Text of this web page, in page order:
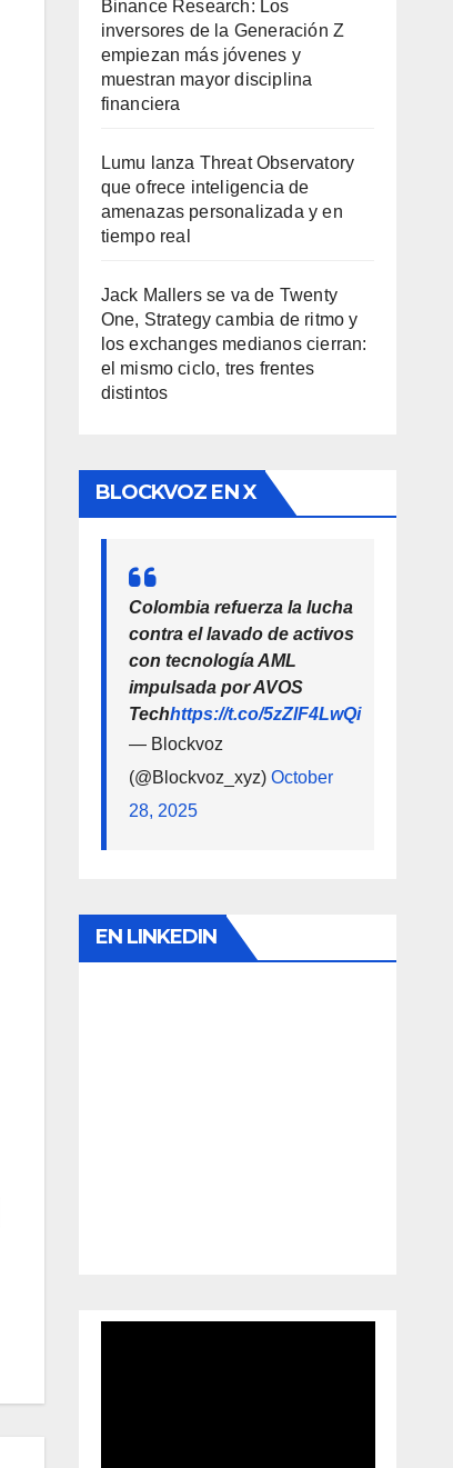
Binance Research: Los
inversores de la Generación Z
empiezan más jóvenes y
muestran mayor disciplina
financiera
Lumu lanza Threat Observatory
que ofrece inteligencia de
amenazas personalizada y en
tiempo real
Jack Mallers se va de Twenty
One, Strategy cambia de ritmo y
los exchanges medianos cierran:
el mismo ciclo, tres frentes
distintos
BLOCKVOZ EN X
Colombia refuerza la lucha
contra el lavado de activos
con tecnología AML
impulsada por AVOS
Techhttps://t.co/5zZlF4LwQi
— Blockvoz
(@Blockvoz_xyz) October
28, 2025
EN LINKEDIN